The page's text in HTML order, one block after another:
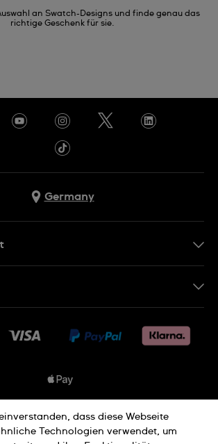
an Swatch-Designs und finde genau das
richtige Geschenk für sie.
Germany
und Entsorgung
dass diese Webseite
Technologien verwendet, um